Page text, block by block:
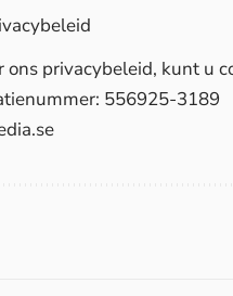
privacybeleid, kunt u
556925-3189